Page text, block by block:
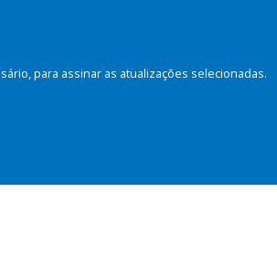
para assinar as atualizações selecionadas.